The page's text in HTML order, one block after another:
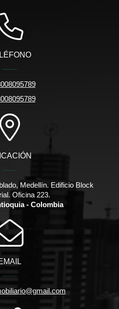
Medellín. Edificio Block
Oficina 223.
- Colombia